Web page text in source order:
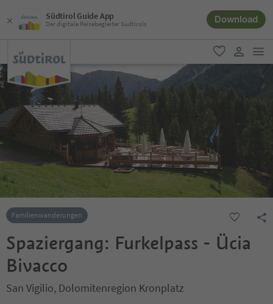
Südtirol Guide App
Der digitale Reisebegleiter Südtirols Download
favorit
user link
Familienwanderungen
Spaziergang: Furkelpass - Ücia
Bivacco
San Vigilio, Dolomitenregion Kronplatz